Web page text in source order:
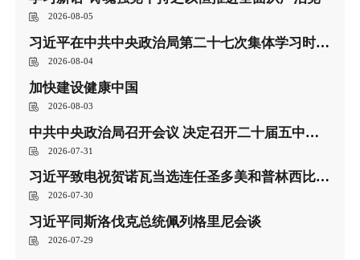
2026-08-05
习近平在中共中央政治局第二十七次集体学习时强调 强化政治引领 深化创新发展 高质量推进国防和军队现代化
2026-08-04
加快建设健康中国
2026-08-03
中共中央政治局召开会议 决定召开二十届五中全会 分析研究当前经济形势和经济工作 中共中央总书记习近平主持会议
2026-07-31
习近平致电祝贺诺瓦当选连任圣多美和普林西比总统
2026-07-30
习近平同斯洛伐克总统佩列格里尼会谈
2026-07-29